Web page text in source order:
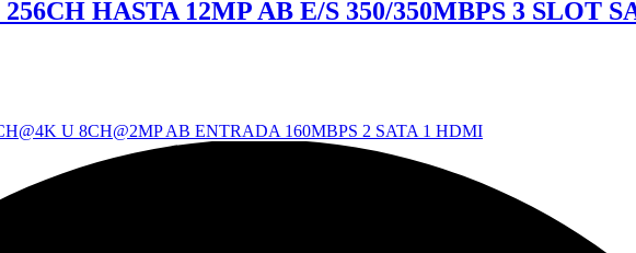
HASTA 12MP AB E/S 350/350MBPS 3 SLOT